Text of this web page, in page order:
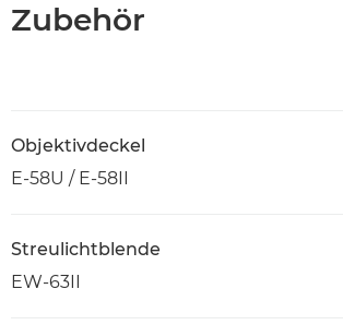
Zubehör
Objektivdeckel
E-58U / E-58II
Streulichtblende
EW-63II